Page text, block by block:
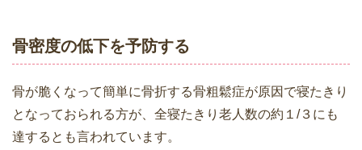
骨密度の低下を予防する
骨が脆くなって簡単に骨折する骨粗鬆症が原因で寝たきり
となっておられる方が、全寝たきり老人数の約１ /３にも
達するとも言われています。